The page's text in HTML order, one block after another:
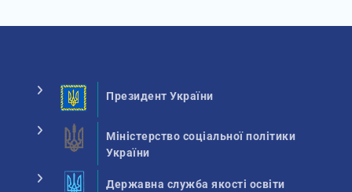
Президент України
Міністерство соціальної політики
України
Державна служба якості освіти